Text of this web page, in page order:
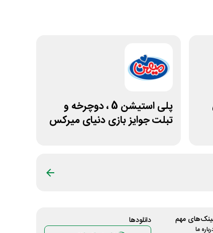
پلی استیشن 5 ، دوچرخه و
تبلت جوایز بازی دنیای میرکس
مهم
ما
دانلود‌ها